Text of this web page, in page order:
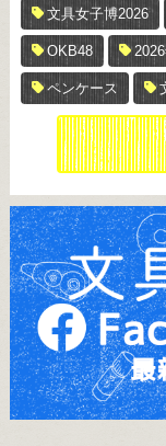
文具女子博2026
OKB48
ペンケース